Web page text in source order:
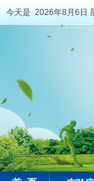
今天是 2026年8月6日